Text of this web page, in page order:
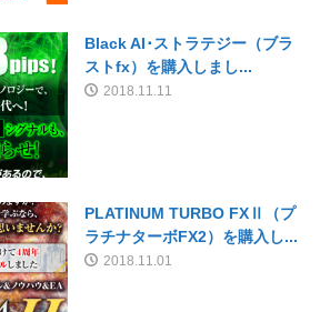
Black AI･ストラテジー（ブラ
ストfx）を購入しまし...
2018.11.11
PLATINUM TURBO FXⅡ（プ
ラチナターボFX2）を購入し...
2018.11.01